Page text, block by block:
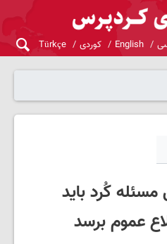
English کوردی Türkçe
مسئله کُرد باید
عموم برسد